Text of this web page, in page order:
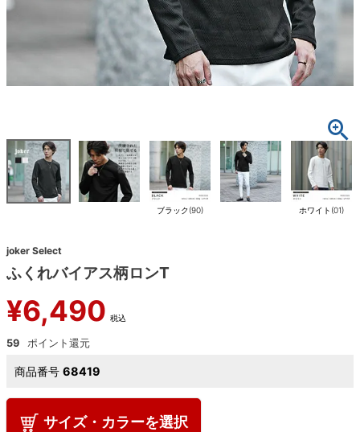
ブラック(90) ホワイト(01)
joker Select
ふくれバイアス柄ロンT
¥6,490 税込
59
商品番号 68419
サイズ・カラーを選択